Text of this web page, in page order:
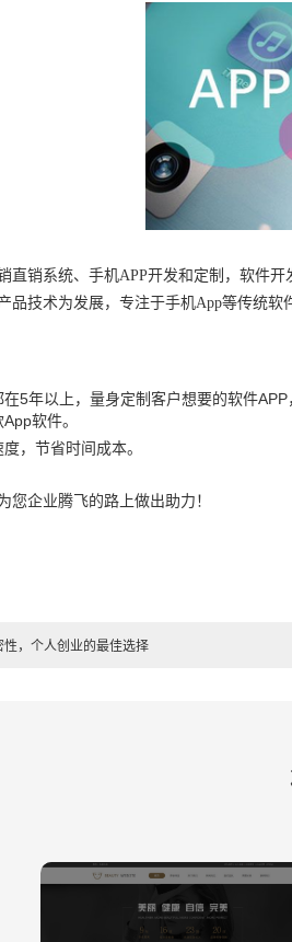
直销系统、手机APP开发和定制，软件开
品技术为发展，专注于手机App等传统软
在5年以上，量身定制客户想要的软件APP
App软件。
，节省时间成本。
您企业腾飞的路上做出助力！
，个人创业的最佳选择